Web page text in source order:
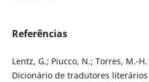
Referências
Lentz, G.; Piucco, N.; Torres, M.-
Dicionário de tradutores